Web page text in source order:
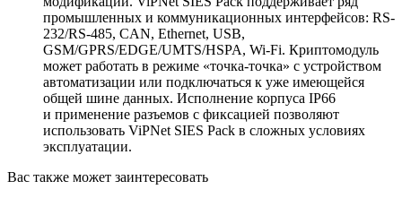
промышленных и коммуникационных интерфейсов: RS-
232/RS-485, CAN, Ethernet, USB,
GSM/GPRS/EDGE/UMTS/HSPA, Wi-Fi. Криптомодуль
может работать в режиме «точка-точка» с устройством
автоматизации или подключаться к уже имеющейся
общей шине данных. Исполнение корпуса IP66
и применение разъемов с фиксацией позволяют
использовать ViPNet SIES Pack в сложных условиях
эксплуатации.
Вас также может заинтересовать